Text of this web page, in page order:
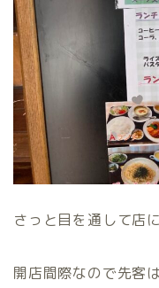
さっと目を通して店
開店間際なので先客